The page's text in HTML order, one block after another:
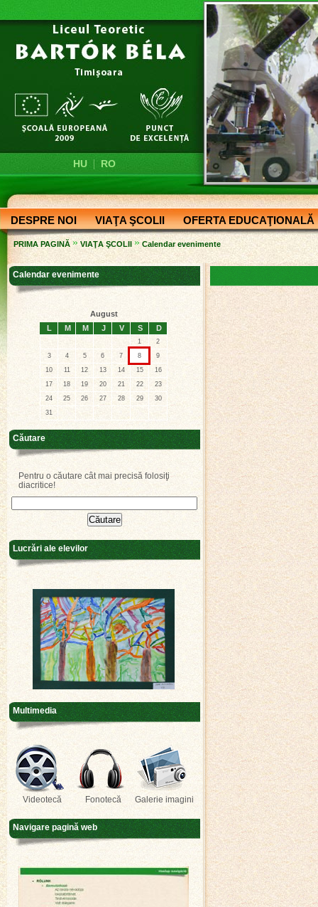
HU| RO
DESPRE NOI VIAŢA ŞCOLII OFERTA EDUCAŢIONALĂ
PRIMA PAGINĂ » VIAŢA ŞCOLII » Calendar evenimente
Calendar evenimente
August
L
M M J V S D
1
2
3
4 5 6 7 8
9
10
11 12 13 14 15
16
17
18 19 20 21 22
23
24
25 26 27 28 29
30
31
Căutare
Pentru o căutare cât mai precisă folosiţi
diacritice!
Lucrări ale elevilor
Multimedia
Videotecă Fonotecă Galerie imagini
Navigare pagină web